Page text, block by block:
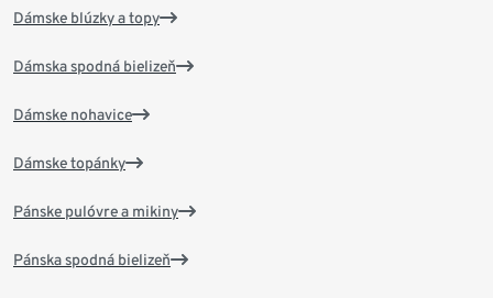
Dámske blúzky a topy
Dámska spodná bielizeň
Dámske nohavice
Dámske topánky
Pánske pulóvre a mikiny
Pánska spodná bielizeň